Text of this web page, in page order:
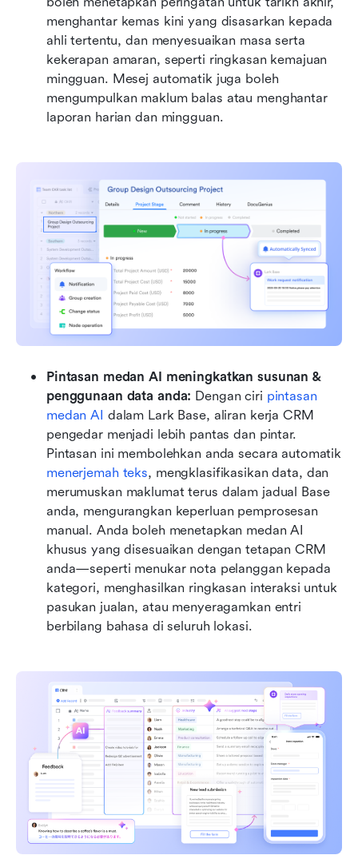
menghantar kemas kini yang disasarkan kepada
ahli tertentu, dan menyesuaikan masa serta
kekerapan amaran, seperti ringkasan kemajuan
mingguan. Mesej automatik juga boleh
mengumpulkan maklum balas atau menghantar
laporan harian dan mingguan.
Pintasan medan AI meningkatkan susunan &
penggunaan data anda: Dengan ciri pintasan
medan AI dalam Lark Base, aliran kerja CRM
pengedar menjadi lebih pantas dan pintar.
menerjemah teks, mengklasifikasikan data, dan
merumuskan maklumat terus dalam jadual Base
anda, mengurangkan keperluan pemprosesan
manual. Anda boleh menetapkan medan AI
khusus yang disesuaikan dengan tetapan CRM
anda—seperti menukar nota pelanggan kepada
kategori, menghasilkan ringkasan interaksi untuk
pasukan jualan, atau menyeragamkan entri
berbilang bahasa di seluruh lokasi.